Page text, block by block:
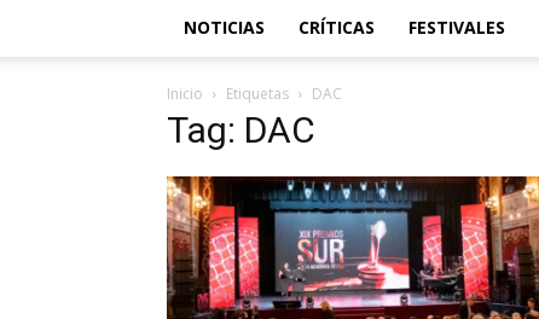
NOTICIAS CRÍTICAS FESTIVALES
Inicio Etiquetas DAC
Tag: DAC